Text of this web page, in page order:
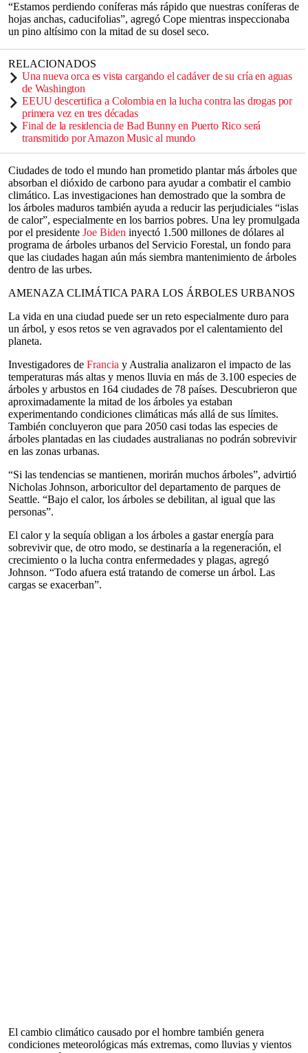
“Estamos perdiendo coníferas más rápido que nuestras coníferas de
hojas anchas, caducifolias”, agregó Cope mientras inspeccionaba
un pino altísimo con la mitad de su dosel seco.
RELACIONADOS
Una nueva orca es vista cargando el cadáver de su cría en aguas
de Washington
EEUU descertifica a Colombia en la lucha contra las drogas por
primera vez en tres décadas
Final de la residencia de Bad Bunny en Puerto Rico será
transmitido por Amazon Music al mundo
Ciudades de todo el mundo han prometido plantar más árboles que
absorban el dióxido de carbono para ayudar a combatir el cambio
climático. Las investigaciones han demostrado que la sombra de
los árboles maduros también ayuda a reducir las perjudiciales “islas
de calor”, especialmente en los barrios pobres. Una ley promulgada
por el presidente Joe Biden inyectó 1.500 millones de dólares al
programa de árboles urbanos del Servicio Forestal, un fondo para
que las ciudades hagan aún más siembra mantenimiento de árboles
dentro de las urbes.
AMENAZA CLIMÁTICA PARA LOS ÁRBOLES URBANOS
La vida en una ciudad puede ser un reto especialmente duro para
un árbol, y esos retos se ven agravados por el calentamiento del
planeta.
Investigadores de Francia y Australia analizaron el impacto de las
temperaturas más altas y menos lluvia en más de 3.100 especies de
árboles y arbustos en 164 ciudades de 78 países. Descubrieron que
aproximadamente la mitad de los árboles ya estaban
experimentando condiciones climáticas más allá de sus límites.
También concluyeron que para 2050 casi todas las especies de
árboles plantadas en las ciudades australianas no podrán sobrevivir
en las zonas urbanas.
“Si las tendencias se mantienen, morirán muchos árboles”, advirtió
Nicholas Johnson, arboricultor del departamento de parques de
Seattle. “Bajo el calor, los árboles se debilitan, al igual que las
personas”.
El calor y la sequía obligan a los árboles a gastar energía para
sobrevivir que, de otro modo, se destinaría a la regeneración, el
crecimiento o la lucha contra enfermedades y plagas, agregó
Johnson. “Todo afuera está tratando de comerse un árbol. Las
cargas se exacerban”.
El cambio climático causado por el hombre también genera
condiciones meteorológicas más extremas, como lluvias y vientos